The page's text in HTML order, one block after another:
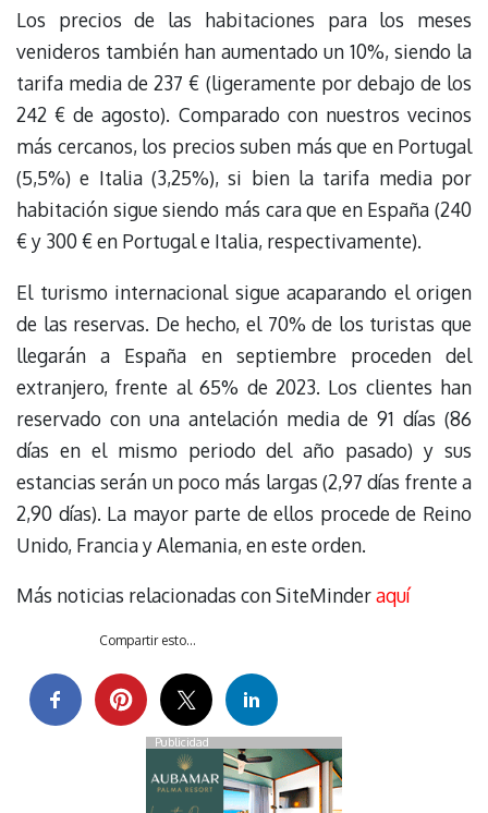
Los precios de las habitaciones para los meses
venideros también han aumentado un 10%, siendo la
tarifa media de 237 € (ligeramente por debajo de los
242 € de agosto). Comparado con nuestros vecinos
más cercanos, los precios suben más que en Portugal
(5,5%) e Italia (3,25%), si bien la tarifa media por
habitación sigue siendo más cara que en España (240
€ y 300 € en Portugal e Italia, respectivamente).
El turismo internacional sigue acaparando el origen
de las reservas. De hecho, el 70% de los turistas que
llegarán a España en septiembre proceden del
extranjero, frente al 65% de 2023. Los clientes han
reservado con una antelación media de 91 días (86
días en el mismo periodo del año pasado) y sus
estancias serán un poco más largas (2,97 días frente a
2,90 días). La mayor parte de ellos procede de Reino
Unido, Francia y Alemania, en este orden.
Más noticias relacionadas con SiteMinderaquí
Compartir esto...
Publicidad